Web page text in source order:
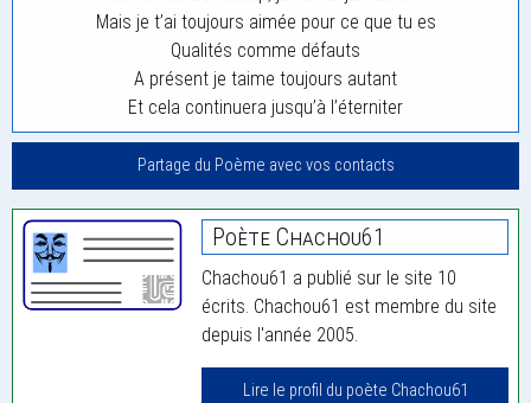
Mais je t’ai toujours aimée pour ce que tu es
Qualités comme défauts
A présent je taime toujours autant
Et cela continuera jusqu’à l’éterniter
Partage du Poème avec vos contacts
Poète Chachou61
Chachou61 a publié sur le site 10
écrits. Chachou61 est membre du site
depuis l'année 2005.
Lire le profil du poète Chachou61